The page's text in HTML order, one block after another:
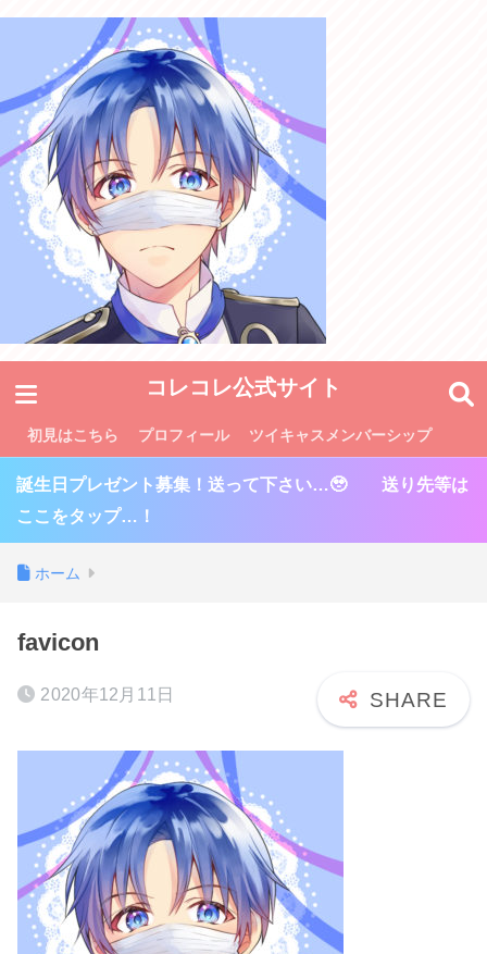
コレコレ公式サイト
初見はこちら プロフィール ツイキャスメンバーシップ
誕生日プレゼント募集！送って下さい…🥹 送り先等は
ここをタップ…！
ホーム
favicon
2020年12月11日